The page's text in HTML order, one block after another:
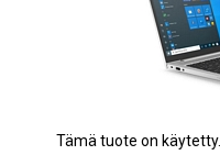
Tämä tuote on käytetty.